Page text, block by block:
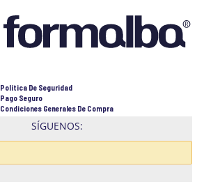
Política De Seguridad
Pago Seguro
Condiciones Generales De Compra
SÍGUENOS: